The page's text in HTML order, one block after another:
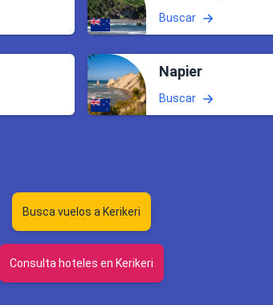
Buscar
Napier
Buscar
Busca vuelos a Kerikeri
Consulta hoteles en Kerikeri